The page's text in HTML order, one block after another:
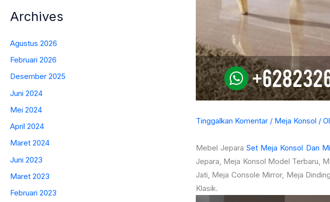
Archives
Agustus 2026
Februari 2026
Desember 2025
Juni 2024
Mei 2024
April 2024
Maret 2024
Juni 2023
Maret 2023
Februari 2023
Tinggalkan Komentar / Meja Konsol /
Mebel JeparaSet Meja Konsol Dan
Jepara, Meja Konsol Model Terbaru,
Jati, Meja Console Mirror, Meja
Klasik.